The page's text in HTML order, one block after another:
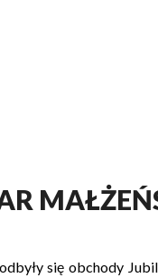
odbyły się obchody